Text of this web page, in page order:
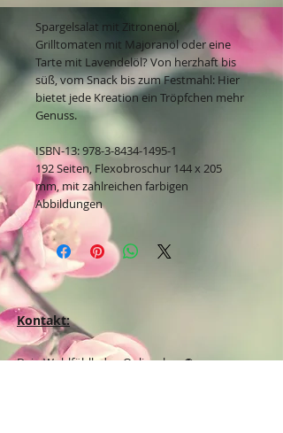
Spargelsalat mit Zitronenöl,
Grilltomaten mit Majoranöl oder eine
Tarte mit Lavendelöl? Von herzhaft bis
süß, vom Snack bis zum Festmahl: Hier
bietet jede Kreation ein Tröpfchen mehr
Genuss.
ISBN-13: 978-3-8434-1495-1
192 Seiten, Flexobroschur 144 x 205
mm, mit zahlreichen farbigen
Abbildungen
Kontakt:
Dein Wohlfühlladen Onlineshop®